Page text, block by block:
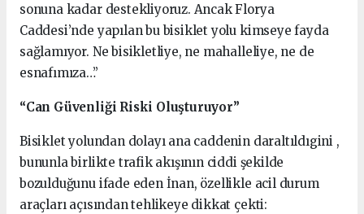
sonuna kadar destekliyoruz. Ancak Florya
Caddesi’nde yapılan bu bisiklet yolu kimseye fayda
sağlamıyor. Ne bisikletliye, ne mahalleliye, ne de
esnafımıza…”
“Can Güvenliği Riski Oluşturuyor”
Bisiklet yolundan dolayı ana caddenin daraltıldıgini ,
bununla birlikte trafik akışının ciddi şekilde
bozulduğunu ifade eden İnan, özellikle acil durum
araçları açısından tehlikeye dikkat çekti: